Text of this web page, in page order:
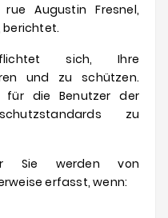
Augustin Fresnel,
berichtet.
sich, Ihre
und zu schützen.
für die Benutzer der
zu
Sie werden von
erfasst, wenn: